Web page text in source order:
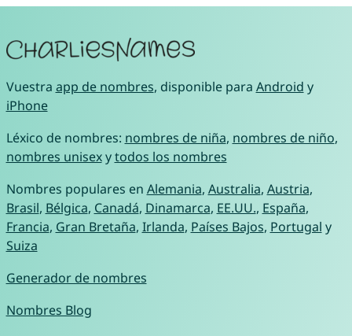
Vuestra app de nombres, disponible para Android y
iPhone
Léxico de nombres: nombres de niña, nombres de niño,
nombres unisexytodos los nombres
Nombres populares en Alemania, Australia, Austria,
Brasil, Bélgica, Canadá, Dinamarca, EE.UU., España,
Francia, Gran Bretaña, Irlanda, Países Bajos, Portugal y
Suiza
Generador de nombres
Nombres Blog